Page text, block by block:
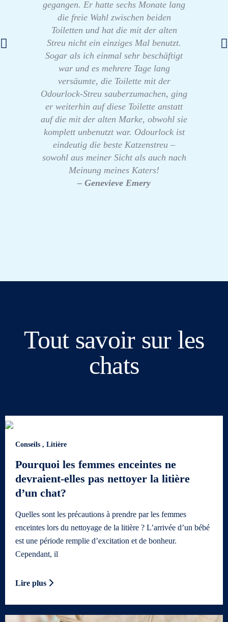
gegangen. Er hatte sechs Monate lang
die freie Wahl zwischen beiden
Toiletten und hat die mit der alten
Streu nicht ein einziges Mal benutzt.
Sogar als ich einmal sehr beschäftigt
war und es mehrere Tage lang
versäumte, die Toilette mit der
Odourlock-Streu sauberzumachen, ging
er weiterhin auf diese Toilette anstatt
auf die mit der alten Marke, obwohl sie
komplett unbenutzt war. Odourlock ist
eindeutig die beste Katzenstreu –
sowohl aus meiner Sicht als auch nach
Meinung meines Katers!
– Genevieve Emery
Tout savoir sur les
chats
Conseils , Litière
Pourquoi les femmes enceintes ne
devraient-elles pas nettoyer la litière
d’un chat?
Quelles sont les précautions à prendre par les femmes
enceintes lors du nettoyage de la litière ? L’arrivée d’un bébé
est une période remplie d’excitation et de bonheur.
Cependant, il
Lire plus